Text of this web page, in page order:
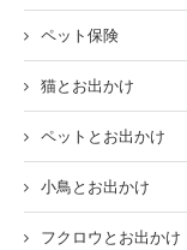
ペット保険
猫とお出かけ
ペットとお出かけ
小鳥とお出かけ
フクロウとお出かけ